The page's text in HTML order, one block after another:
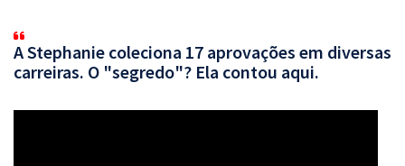
A Stephanie coleciona 17 aprovações em diversas
carreiras. O "segredo"? Ela contou aqui.